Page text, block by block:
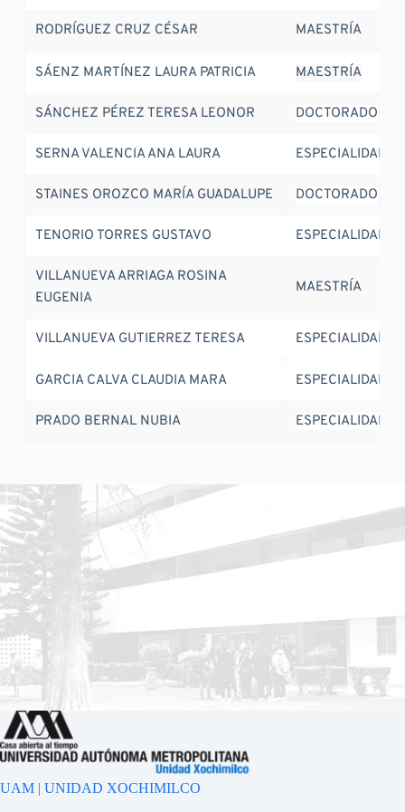
RODRÍGUEZ CRUZ CÉSAR MAESTRÍA
SÁENZ MARTÍNEZ LAURA PATRICIA MAESTRÍA
SÁNCHEZ PÉREZ TERESA LEONOR DOCTORADO
SERNA VALENCIA ANA LAURA ESPECIALIDAD
STAINES OROZCO MARÍA GUADALUPE DOCTORADO
TENORIO TORRES GUSTAVO ESPECIALIDAD
VILLANUEVA ARRIAGA ROSINA
EUGENIA
MAESTRÍA
VILLANUEVA GUTIERREZ TERESA ESPECIALIDAD
GARCIA CALVA CLAUDIA MARA ESPECIALIDAD
PRADO BERNAL NUBIA ESPECIALIDAD
UAM | UNIDAD XOCHIMILCO